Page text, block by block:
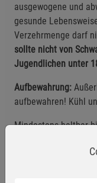
ausgewogene und
gesunde
Verzehrmenge darf
sollte nicht von
Jugendlichen unter
Aufbewahrung:
aufbewahren! Kühl
Mindestens haltbar